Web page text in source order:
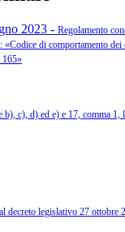
2023 - Regolamento
«Codice di comportamento
165»
c), d) ed e) e 17, comma
decreto legislativo 27 ottobre